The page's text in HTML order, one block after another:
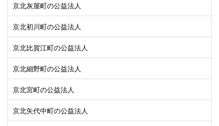
京北灰屋町の公益法人
京北初川町の公益法人
京北比賀江町の公益法人
京北細野町の公益法人
京北宮町の公益法人
京北矢代中町の公益法人